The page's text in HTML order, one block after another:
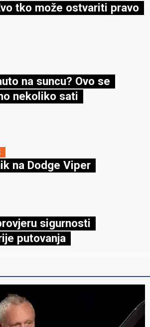
tko može ostvariti pravo
na suncu? Ovo se
nekoliko sati
na Dodge Viper
sigurnosti
putovanja